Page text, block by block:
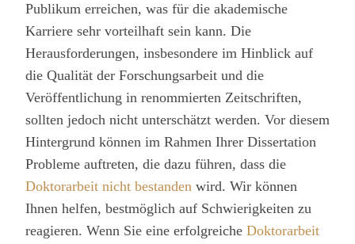
Publikum erreichen, was für die akademische
Karriere sehr vorteilhaft sein kann. Die
Herausforderungen, insbesondere im Hinblick auf
die Qualität der Forschungsarbeit und die
Veröffentlichung in renommierten Zeitschriften,
sollten jedoch nicht unterschätzt werden. Vor diesem
Hintergrund können im Rahmen Ihrer Dissertation
Probleme auftreten, die dazu führen, dass die
Doktorarbeit nicht bestanden wird. Wir können
Ihnen helfen, bestmöglich auf Schwierigkeiten zu
reagieren. Wenn Sie eine erfolgreiche Doktorarbeit